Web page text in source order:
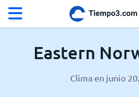
°C
El clima en Eastern Norway
Eastern
Clima en junio